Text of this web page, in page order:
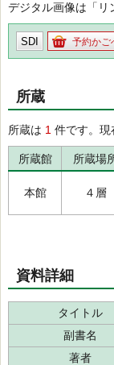
デジタル画像は「リ
SDI 予約かご
所蔵
所蔵は 1 件です。現
所蔵館 所蔵場
本館 ４層
資料詳細
タイトル
副書名
著者